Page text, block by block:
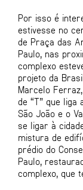
Por isso é
estivesse no
de Praça das
Paulo, nas
complexo
projeto da
Marcelo
de “T” que liga
São João e o
se ligar à
mistura de
prédio do
Paulo,
complexo, que